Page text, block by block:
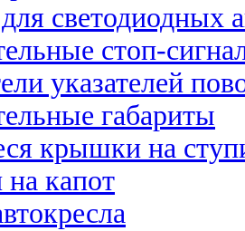
светодиодных
стоп-
указателей
габариты
крышки на
капот